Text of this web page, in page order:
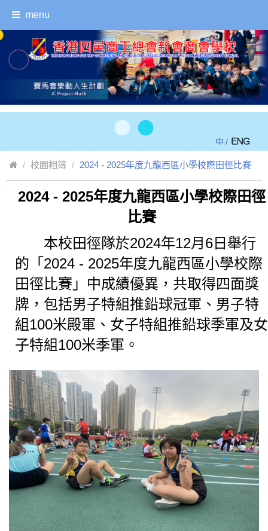
menu
/
校園相簿 2024 - 2025年度九龍西區小學校際田徑比賽
返回
2024 - 2025年度九龍西區小學校際田徑
比賽
本校田徑隊於2024年12月6日舉行
的「2024 - 2025年度九龍西區小學校際
田徑比賽」中成績優異，共取得四面獎
牌，包括男子特組推鉛球冠軍、男子特
組100米殿軍、女子特組推鉛球季軍及女
子特組100米季軍。